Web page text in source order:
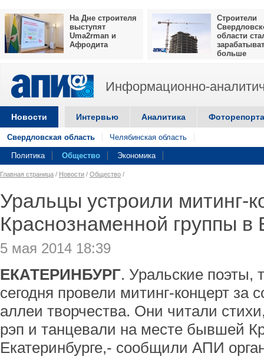
На Дне строителя
выступят
Uma2rman и
Афродита
Строители
области
больше
Информационно-
Новости Интервью Аналитика
Свердловская область Челябинская область
Политика Общество Экономика
Главная страница / Новости / Общество /
Уральцы устроили митинг-
Краснознаменной группы в
5 мая 2014 18:39
ЕКАТЕРИНБУРГ. Уральские поэты,
сегодня провели митинг-концерт за
аллеи творчества. Они читали
рэп и танцевали на месте бывшей
Екатеринбурге,- сообщили АПИ